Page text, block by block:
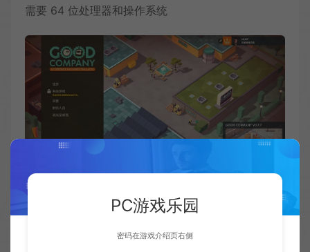
需要 64 位处理器和操作系统
PC游戏乐园
密码在游戏介绍页右侧